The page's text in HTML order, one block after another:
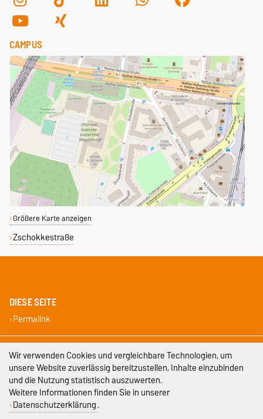
CAMPUS
Größere Karte anzeigen
Zschokkestraße
DIESE SEITE
Permalink
Impressum
Datenschutz
Barrierefreiheit
Wir verwenden Cookies und vergleichbare Technologien, um
unsere Website zuverlässig bereitzustellen, Inhalte einzubinden
und die Nutzung statistisch auszuwerten.
Weitere Informationen finden Sie in unserer
Datenschutzerklärung.